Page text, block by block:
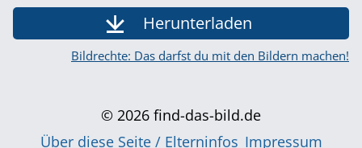
Herunterladen
Bildrechte: Das darfst du mit den Bildern machen!
© 2026 find-das-bild.de
Über diese Seite / Elterninfos Impressum